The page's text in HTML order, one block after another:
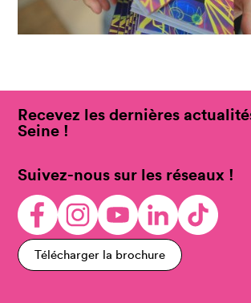
Recevez les dernières
Seine !
Suivez-nous sur les réseaux !
Télécharger la brochure